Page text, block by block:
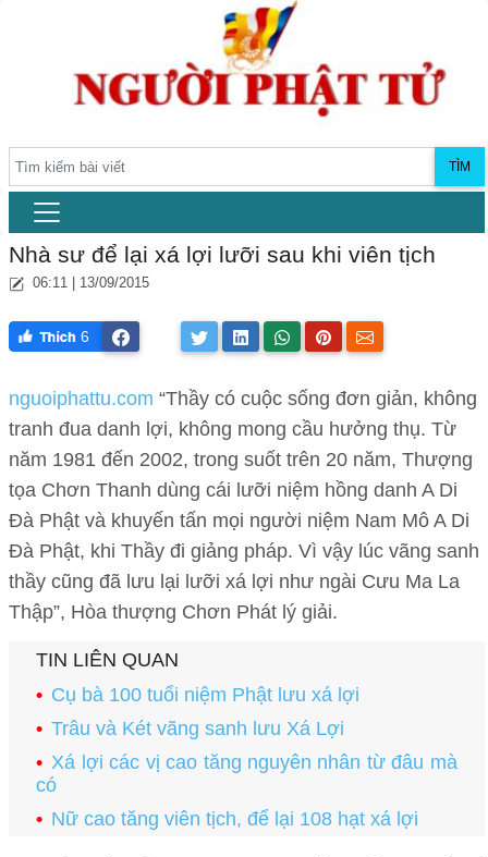
TÌM
Nhà sư để lại xá lợi lưỡi sau khi viên tịch
06:11 | 13/09/2015
6
nguoiphattu.com “Thầy có cuộc sống đơn giản, không
tranh đua danh lợi, không mong cầu hưởng thụ. Từ
năm 1981 đến 2002, trong suốt trên 20 năm, Thượng
tọa Chơn Thanh dùng cái lưỡi niệm hồng danh A Di
Đà Phật và khuyến tấn mọi người niệm Nam Mô A Di
Đà Phật, khi Thầy đi giảng pháp. Vì vậy lúc vãng sanh
thầy cũng đã lưu lại lưỡi xá lợi như ngài Cưu Ma La
Thập”, Hòa thượng Chơn Phát lý giải.
TIN LIÊN QUAN
Cụ bà 100 tuổi niệm Phật lưu xá lợi
Trâu và Két vãng sanh lưu Xá Lợi
Xá lợi các vị cao tăng nguyên nhân từ đâu mà
có
Nữ cao tăng viên tịch, để lại 108 hạt xá lợi